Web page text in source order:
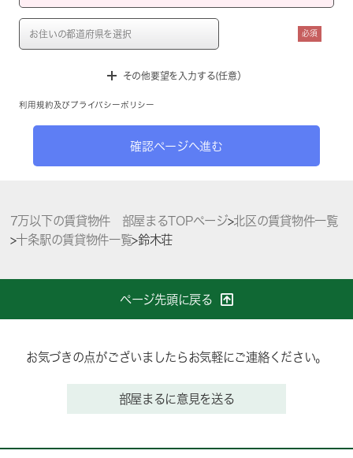
必須
その他要望を入力する(任意）
利用規約 及び プライバシーポリシー
確認ページへ進む
7万以下の賃貸物件 部屋まるTOPページ>北区の賃貸物件一覧
>十条駅の賃貸物件一覧>鈴木荘
ページ先頭に戻る
お気づきの点がございましたらお気軽にご連絡ください。
部屋まるに意見を送る